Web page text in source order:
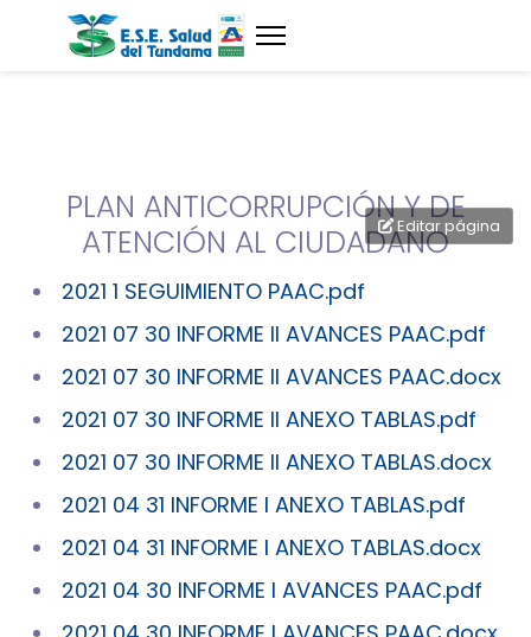
PLAN ANTICORRUPCIÓN Y DE
ATENCIÓN AL CIUDADANO
2021 1 SEGUIMIENTO PAAC.pdf
2021 07 30 INFORME II AVANCES PAAC.pdf
2021 07 30 INFORME II AVANCES PAAC.docx
2021 07 30 INFORME II ANEXO TABLAS.pdf
2021 07 30 INFORME II ANEXO TABLAS.docx
2021 04 31 INFORME I ANEXO TABLAS.pdf
2021 04 31 INFORME I ANEXO TABLAS.docx
2021 04 30 INFORME I AVANCES PAAC.pdf
Editar página